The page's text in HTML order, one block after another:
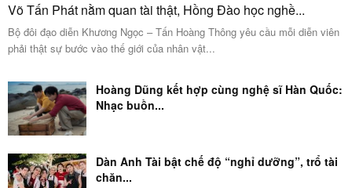
Võ Tấn Phát nằm quan tài thật, Hồng Đào học nghề...
Bộ đôi đạo diễn Khương Ngọc – Tấn Hoàng Thông yêu cầu mỗi diễn viên
phải thật sự bước vào thế giới của nhân vật...
Hoàng Dũng kết hợp cùng nghệ sĩ Hàn Quốc:
Nhạc buồn...
Dàn Anh Tài bật chế độ “nghỉ dưỡng”, trổ tài
chăn...